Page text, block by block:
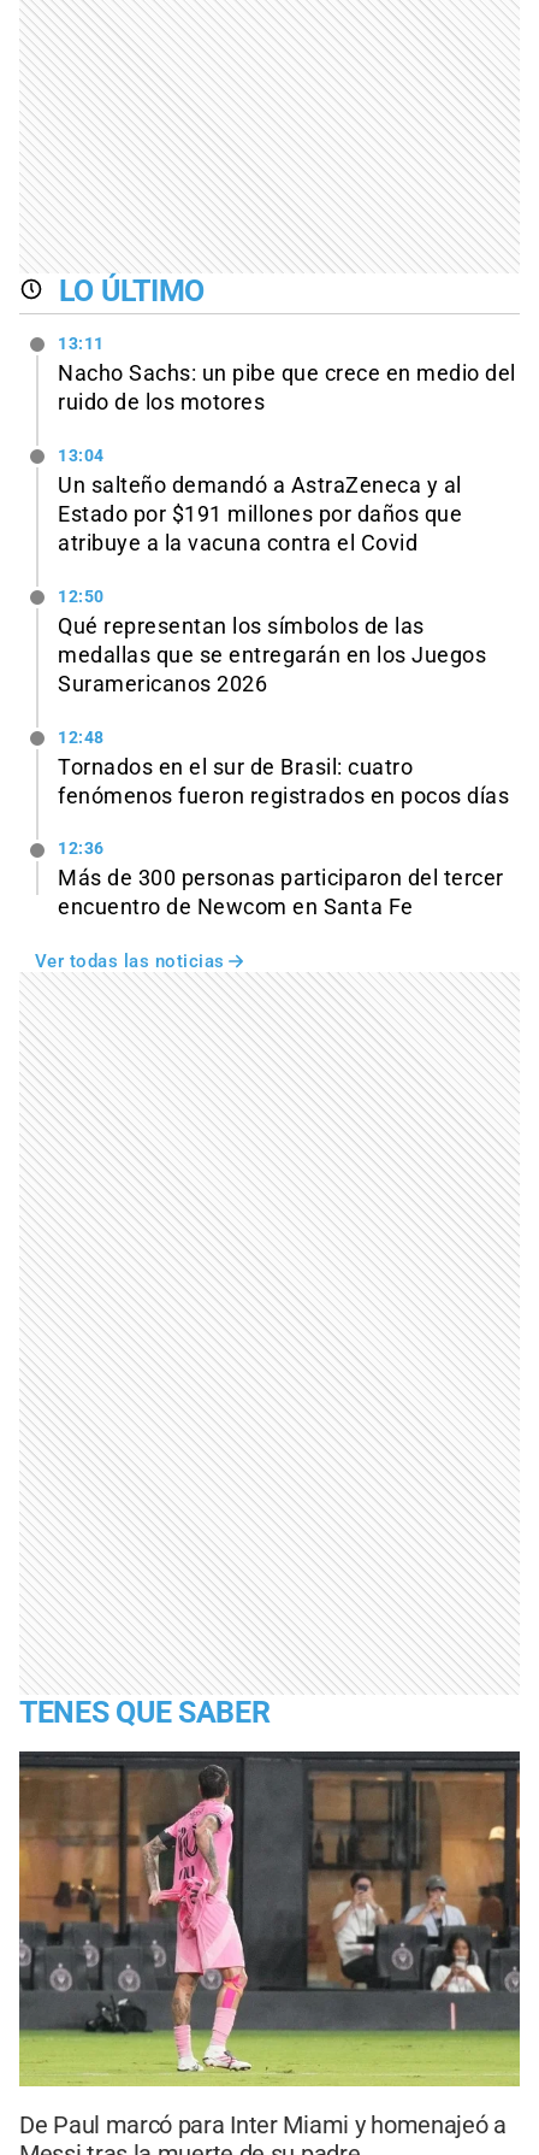
LO ÚLTIMO
13:11
Nacho Sachs: un pibe que crece en medio del
ruido de los motores
13:04
Un salteño demandó a AstraZeneca y al
Estado por $191 millones por daños que
atribuye a la vacuna contra el Covid
12:50
Qué representan los símbolos de las
medallas que se entregarán en los Juegos
Suramericanos 2026
12:48
Tornados en el sur de Brasil: cuatro
fenómenos fueron registrados en pocos días
12:36
Más de 300 personas participaron del tercer
encuentro de Newcom en Santa Fe
Ver todas las noticias
TENES QUE SABER
De Paul marcó para Inter Miami y homenajeó a